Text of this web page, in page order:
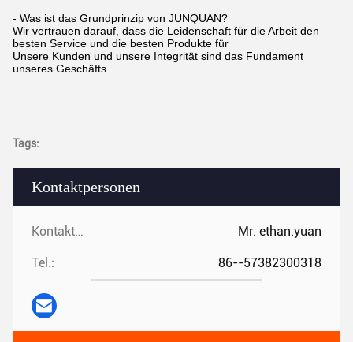
Kontaktpersonen
Kontaktpersonen: Mr. ethan.yuan
Tel.: 86--57382300318
- Was ist das Grundprinzip von JUNQUAN?
Wir vertrauen darauf, dass die Leidenschaft für die Arbeit den
besten Service und die besten Produkte für
Unsere Kunden und unsere Integrität sind das Fundament
unseres Geschäfts.
Tags: